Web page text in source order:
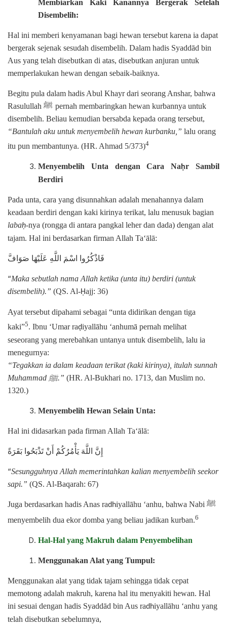
Membiarkan Kaki Kanannya Bergerak Setelah
Disembelih:
Hal ini memberi kenyamanan bagi hewan tersebut karena ia dapat
bergerak sejenak sesudah disembelih. Dalam hadis Syaddād bin
Aus yang telah disebutkan di atas, disebutkan anjuran untuk
memperlakukan hewan dengan sebaik-baiknya.
Begitu pula dalam hadis Abul Khayr dari seorang Anshar, bahwa
Rasulullah
pernah membaringkan hewan kurbannya untuk
disembelih. Beliau kemudian bersabda kepada orang tersebut,
“Bantulah aku untuk menyembelih hewan kurbanku,” lalu orang
itu pun membantunya. (HR. Ahmad 5/373)4
Menyembelih Unta dengan Cara Na ḥr Sambil
Berdiri
Pada unta, cara yang disunnahkan adalah menahannya dalam
keadaan berdiri dengan kaki kirinya terikat, lalu menusuk bagian
labaḥ-nya (rongga di antara pangkal leher dan dada) dengan alat
tajam. Hal ini berdasarkan firman Allah Ta‘ālā:
فَاذْكُرُوا اسْمَ اللَّهِ عَلَيْهَا صَوَافَّ
“Maka sebutlah nama Allah ketika (unta itu) berdiri (untuk
disembelih).” (QS. Al-Ḥajj: 36)
Ayat tersebut dipahami sebagai “unta didirikan dengan tiga
kaki”5. Ibnu ‘Umar raḍiyallāhu ‘anhumā pernah melihat
seseorang yang merebahkan untanya untuk disembelih, lalu ia
menegurnya:
“Tegakkan ia dalam keadaan terikat (kaki kirinya), itulah sunnah
Muhammad ﷺ.” (HR. Al-Bukhari no. 1713, dan Muslim no.
1320.)
Menyembelih Hewan Selain Unta:
Hal ini didasarkan pada firman Allah Ta‘ālā:
إِنَّ اللَّهَ يَأْمُرُكُمْ أَنْ تَذْبَحُوا بَقَرَةً
“Sesungguhnya Allah memerintahkan kalian menyembelih seekor
sapi.” (QS. Al-Baqarah: 67)
Juga berdasarkan hadis Anas radhiyallāhu ‘anhu, bahwa Nabi ﷺ
menyembelih dua ekor domba yang beliau jadikan kurban.6
Hal-Hal yang Makruh dalam Penyembelihan
Menggunakan Alat yang Tumpul:
Menggunakan alat yang tidak tajam sehingga tidak cepat
memotong adalah makruh, karena hal itu menyakiti hewan. Hal
ini sesuai dengan hadis Syaddād bin Aus radhiyallāhu ‘anhu yang
telah disebutkan sebelumnya,